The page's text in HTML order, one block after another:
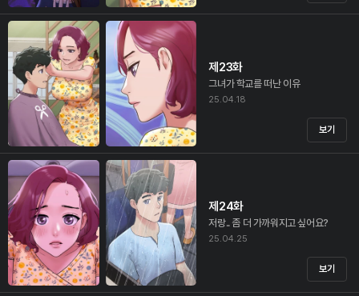
제23화
그녀가 학교를 떠난 이유
25.04.18
보기
제24화
저랑.. 좀 더 가까워지고 싶어요?
25.04.25
보기